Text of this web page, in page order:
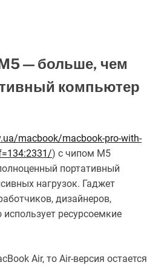
— больше, чем
компьютер
macbook/macbook-pro-with-
) с чипом M5
портативный
нагрузок. Гаджет
дизайнеров,
использует ресурсоемкие
Air, то Air-версия остается